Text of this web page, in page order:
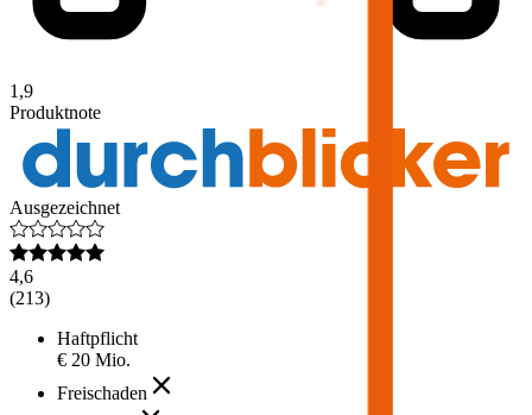
1,9
Produktnote
Ausgezeichnet
4,6
(213)
Haftpflicht
€ 20 Mio.
Freischaden